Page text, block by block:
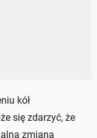
kół
się zdarzyć, że
zmiana